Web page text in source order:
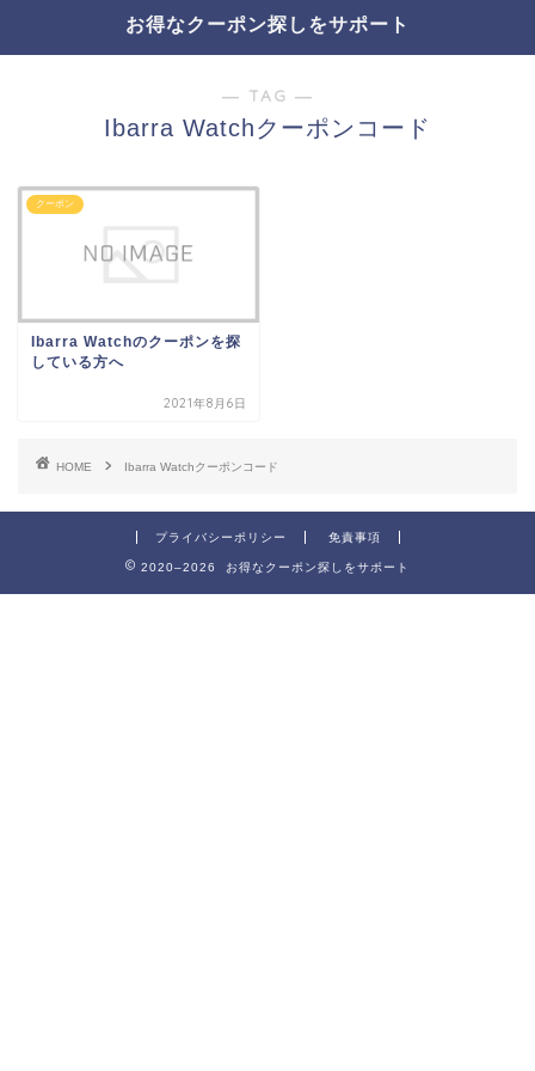
お得なクーポン探しをサポート
― TAG ―
Ibarra Watchクーポンコード
クーポン
Ibarra Watchのクーポンを探
している方へ
2021年8月6日
HOME Ibarra Watchクーポンコード
プライバシーポリシー 免責事項
2020–2026 お得なクーポン探しをサポート